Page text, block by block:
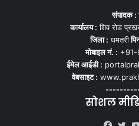
संपादक :
कार्यालय : शिव रोड
जिला : धमतरी
मोबाइल नं. : +91-
ईमेल आईडी :
वेबसाइट :
सोशल